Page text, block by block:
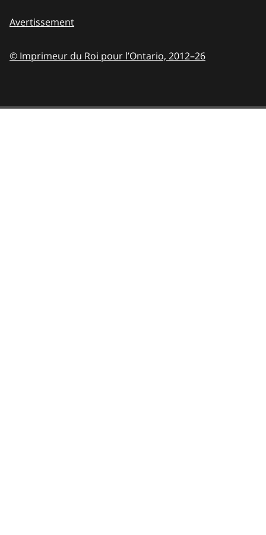
Avertissement
© Imprimeur du Roi pour l’Ontario, 2012–26